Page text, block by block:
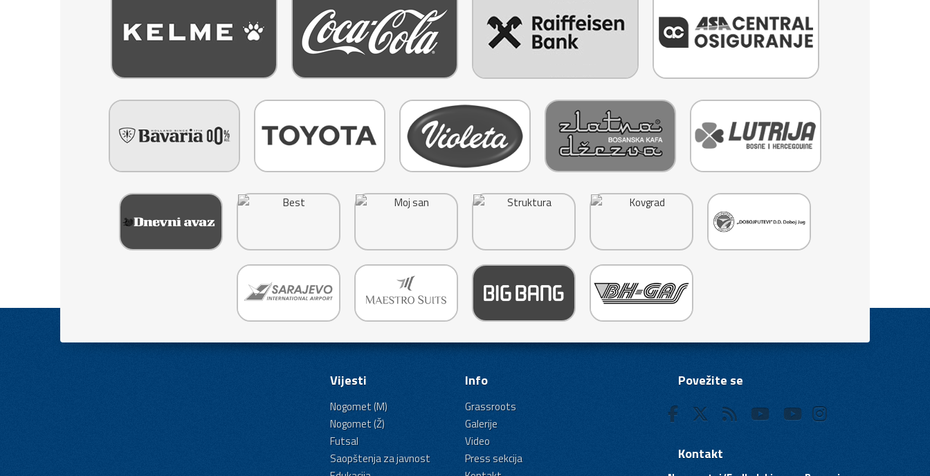
Vijesti
Nogomet (M)
Nogomet (Ž)
Futsal
Saopštenja za javnost
Info
Grassroots
Galerije
Video
Press sekcija
Povežite se
Kontakt